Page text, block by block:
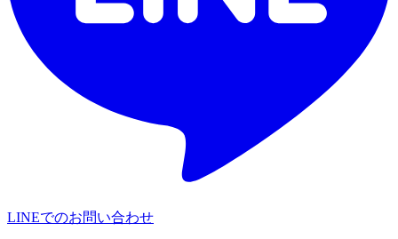
LINEでのお問い合わせ